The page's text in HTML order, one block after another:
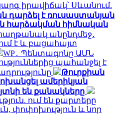
իրավիճակ՝ Սևանում.
դարձել է ռուսաստանյան
հարձակման հիմնական
անընդմեջ․
է և բացահայտ
WP․ Պենտագոնը ԱՄՆ
պահանջել է
Թուրքիան
ամերիկյան
են քանակները
ում են քարտերը
փոփոխություն և նոր